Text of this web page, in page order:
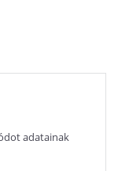
SAS HBA 2X
adatainak